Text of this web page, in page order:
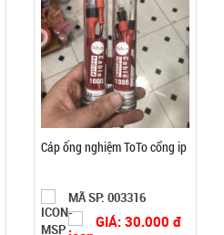
000867
GIÁ:
14.900 đ
TÌNH
hành:
Cáp ống nghiệm ToTo cổng ip
MÃ SP: 003316
GIÁ: 30.000 đ